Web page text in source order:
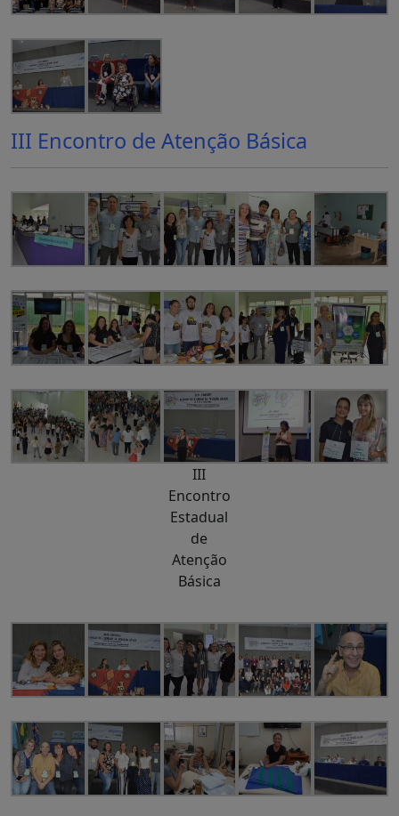
III Encontro de Atenção Básica
III
Encontro
Estadual
de
Atenção
Básica